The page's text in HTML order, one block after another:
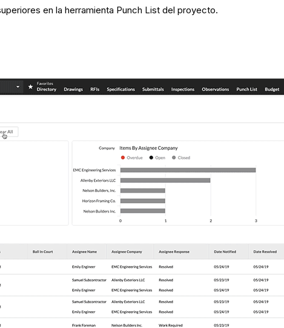
en la herramienta Punch List del proyecto.